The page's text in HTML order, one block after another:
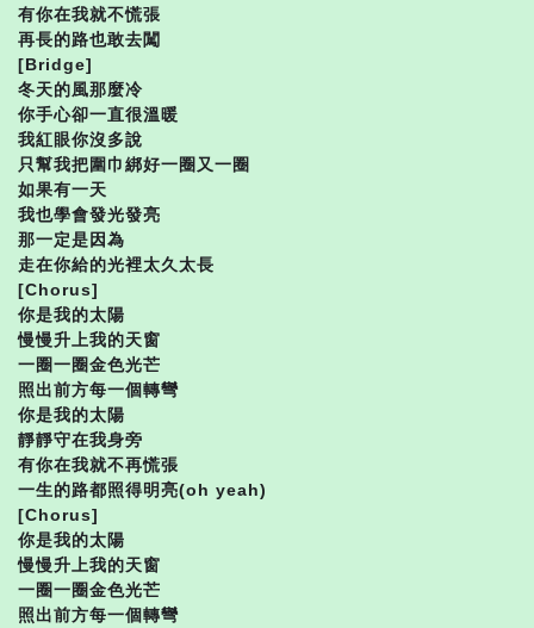
有你在我就不慌張
再長的路也敢去闖
[Bridge]
冬天的風那麼冷
你手心卻一直很溫暖
我紅眼你沒多說
只幫我把圍巾綁好一圈又一圈
如果有一天
我也學會發光發亮
那一定是因為
走在你給的光裡太久太長
[Chorus]
你是我的太陽
慢慢升上我的天窗
一圈一圈金色光芒
照出前方每一個轉彎
你是我的太陽
靜靜守在我身旁
有你在我就不再慌張
一生的路都照得明亮(oh yeah)
[Chorus]
你是我的太陽
慢慢升上我的天窗
一圈一圈金色光芒
照出前方每一個轉彎